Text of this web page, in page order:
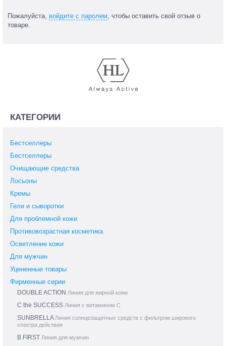
Пожалуйста, войдите с паролем, чтобы оставить свой отзыв о
товаре.
КАТЕГОРИИ
Бестселлеры
Бестселлеры
Очищающие средства
Лосьоны
Кремы
Гели и сыворотки
Для проблемной кожи
Противовозрастная косметика
Осветление кожи
Для мужчин
Уцененные товары
Фирменные серии
DOUBLE ACTION Линия для жирной кожи
C the SUCCESS Линия с витамином С
SUNBRELLA Линия солнцезащитных средств с фильтром широкого
спектра действия
B FIRST Линия для мужчин